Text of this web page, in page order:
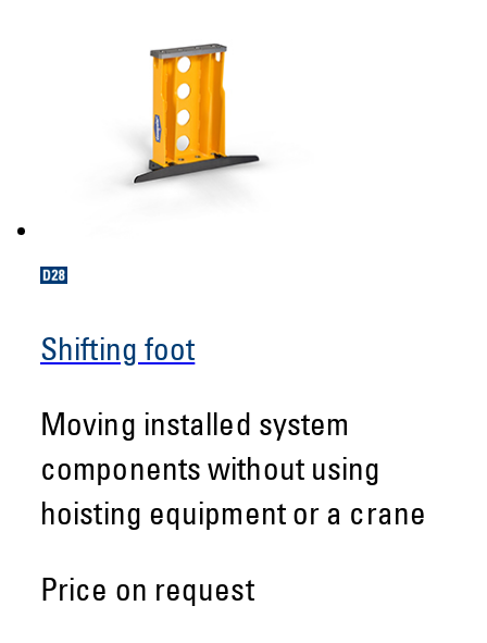
Shifting foot
Moving installed system
components without using
hoisting equipment or a crane
Price on request